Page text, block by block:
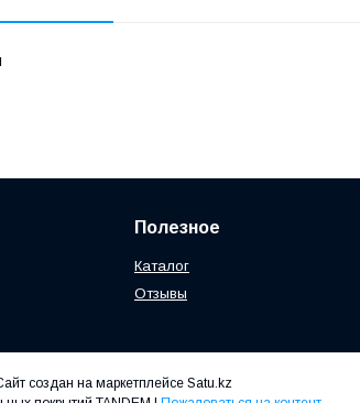
Полезное
Каталог
Отзывы
создан на маркетплейсе Satu.kz